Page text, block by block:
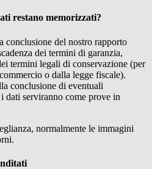
restano memorizzati?
conclusione del nostro rapporto
dei termini di garanzia,
termini legali di conservazione (per
o dalla legge fiscale).
conclusione di eventuali
dati serviranno come prove in
normalmente le immagini